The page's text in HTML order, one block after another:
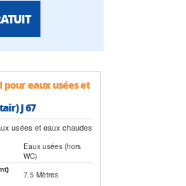
pour eaux usées et
J 67
usées et eaux chaudes
Eaux usées (hors
WC)
7.5 Mètres